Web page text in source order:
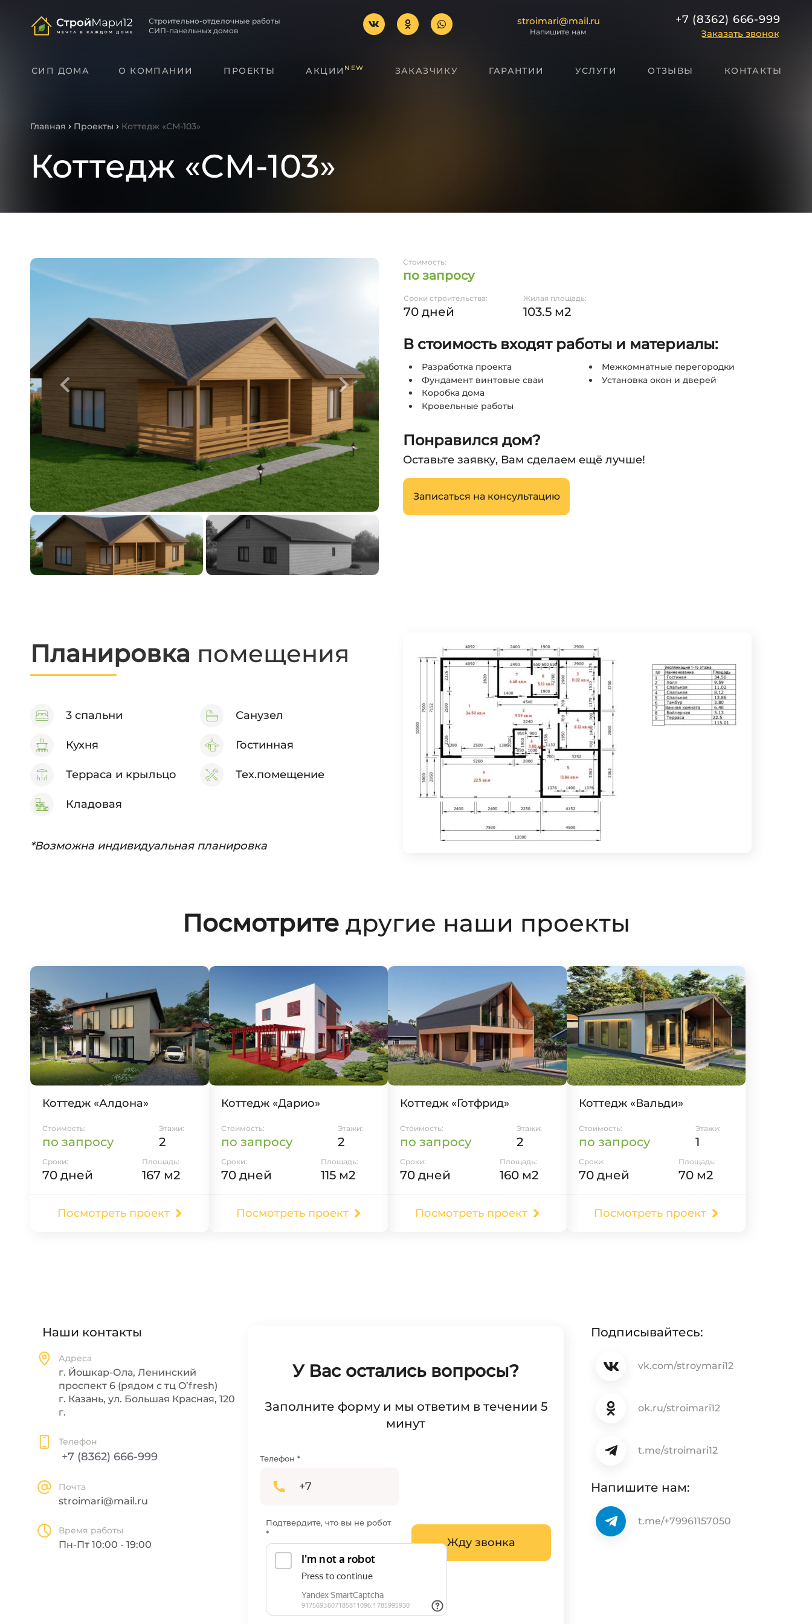
Строительно-отделочные работы
СИП-панельных домов
stroimari@mail.ru
Напишите нам
+7 (8362) 666-999
Заказать звонок
СИП ДОМА О КОМПАНИИ ПРОЕКТЫ АКЦИИ NEW ЗАКАЗЧИКУ ГАРАНТИИ УСЛУГИ ОТЗЫВЫ КОНТАКТЫ
Главная › Проекты › Коттедж «СМ-103»
Коттедж «СМ-103»
Стоимость:
по запросу
Сроки строительства:
70 дней
Жилая площадь:
103.5 м2
В стоимость входят работы и материалы:
Разработка проекта
Фундамент винтовые сваи
Коробка дома
Кровельные работы
Межкомнатные перегородки
Установка окон и дверей
Понравился дом?
Оставьте заявку, Вам сделаем ещё лучше!
Записаться на консультацию
Планировка помещения
3 спальни Санузел
Кухня Гостинная
Терраса и крыльцо Тех.помещение
Кладовая
*Возможна индивидуальная планировка
Посмотритедругие наши проекты
Коттедж «Алдона»
Стоимость:
по запросу
Этажи:
2
Сроки:
70 дней
Площадь:
167 м2
Посмотреть проект
Коттедж «Дарио»
Стоимость:
по запросу
Этажи:
2
Сроки:
70 дней
Площадь:
115 м2
Посмотреть проект
Коттедж «Готфрид»
Стоимость:
по запросу
Этажи:
2
Сроки:
70 дней
Площадь:
160 м2
Посмотреть проект
Коттедж «Вальди»
Стоимость:
по запросу
Этажи:
1
Сроки:
70 дней
Площадь:
70 м2
Посмотреть проект
Наши контакты
Адреса
г. Йошкар-Ола, Ленинский
проспект 6 (рядом с тц O’fresh)
г. Казань, ул. Большая Красная, 120
г.
Телефон
+7 (8362) 666-999
Почта
stroimari@mail.ru
Время работы
Пн-Пт 10:00 - 19:00
У Вас остались вопросы?
Заполните форму и мы ответим в течении 5
минут
Телефон *
Подтвердите, что вы не робот
*
Жду звонка
Подписывайтесь:
vk.com/stroymari12
ok.ru/stroimari12
t.me/stroimari12
Напишите нам:
t.me/+79961157050